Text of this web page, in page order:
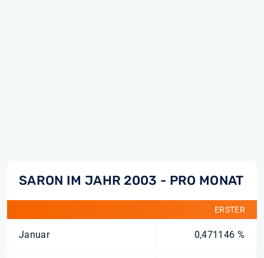
SARON IM JAHR 2003 - PRO MONAT
ERSTER
Januar 0,471146 %